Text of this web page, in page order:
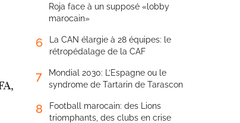
Roja face à un supposé «lobby
marocain»
6
La CAN élargie à 28 équipes: le
rétropédalage de la CAF
7
Mondial 2030: L’Espagne ou le
syndrome de Tartarin de Tarascon
8
Football marocain: des Lions
triomphants, des clubs en crise